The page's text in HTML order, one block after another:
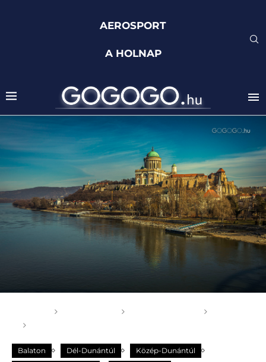
AEROSPORT
A HOLNAP
Balaton Dél-Dunántúl
Közép-Dunántúl